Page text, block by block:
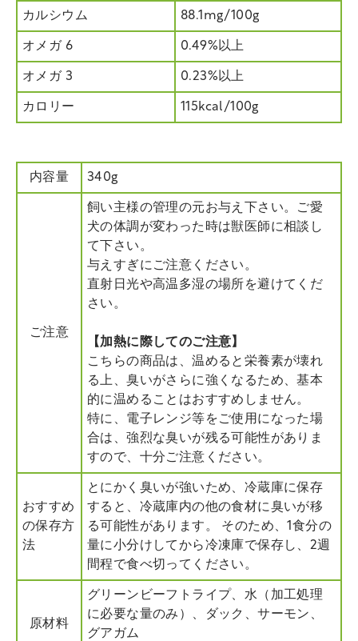
カルシウム 88.1mg/100g
オメガ 6 0.49%以上
オメガ 3 0.23%以上
カロリー 115kcal/100g
内容量 340g
ご注意
飼い主様の管理の元お与え下さい。ご愛
犬の体調が変わった時は獣医師に相談し
て下さい。
与えすぎにご注意ください。
直射日光や高温多湿の場所を避けてくだ
さい。
【加熱に際してのご注意】
こちらの商品は、温めると栄養素が壊れ
る上、臭いがさらに強くなるため、基本
的に温めることはおすすめしません。
特に、電子レンジ等をご使用になった場
合は、強烈な臭いが残る可能性がありま
すので、十分ご注意ください。
おすすめ
の保存方
法
とにかく臭いが強いため、冷蔵庫に保存
すると、冷蔵庫内の他の食材に臭いが移
る可能性があります。 そのため、1食分の
量に小分けしてから冷凍庫で保存し、2週
間程で食べ切ってください。
原材料
グリーンビーフトライプ、水（加工処理
に必要な量のみ）、ダック、サーモン、
グアガム